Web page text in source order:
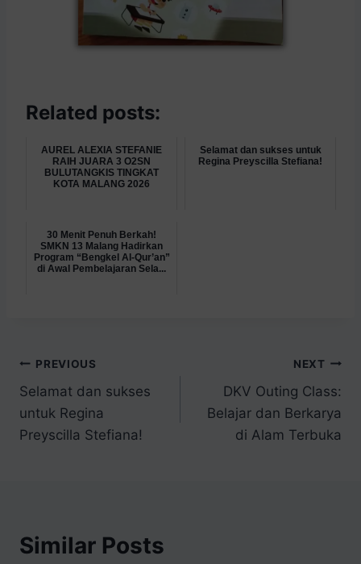
Related posts:
AUREL ALEXIA STEFANIE
RAIH JUARA 3 O2SN
BULUTANGKIS TINGKAT
KOTA MALANG 2026
Selamat dan sukses untuk
Regina Preyscilla Stefiana!
30 Menit Penuh Berkah!
SMKN 13 Malang Hadirkan
Program “Bengkel Al-Qur’an”
di Awal Pembelajaran Sela...
PREVIOUS
Selamat dan sukses
untuk Regina
Preyscilla Stefiana!
NEXT
DKV Outing Class:
Belajar dan Berkarya
di Alam Terbuka
Similar Posts